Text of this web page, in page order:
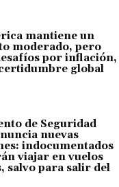
mantiene un
moderado, pero
por inflación,
global
de Seguridad
nuevas
indocumentados
viajar en vuelos
salvo para salir del